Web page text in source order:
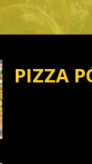
PIZZA